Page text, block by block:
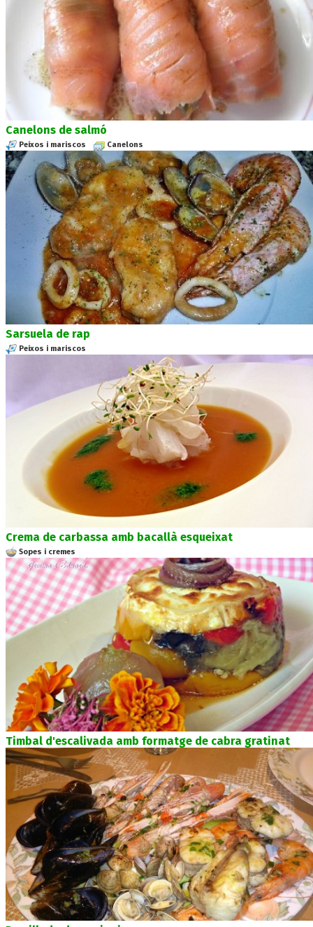
Canelons de salmó
Peixos i mariscos Canelons
Sarsuela de rap
Peixos i mariscos
Crema de carbassa amb bacallà esqueixat
Sopes i cremes
Timbal d'escalivada amb formatge de cabra gratinat